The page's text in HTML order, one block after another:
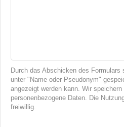
Durch das Abschicken des
unter "Name oder Pseudonym"
angezeigt werden kann. Wir
personenbezogene Daten. Die
freiwillig.